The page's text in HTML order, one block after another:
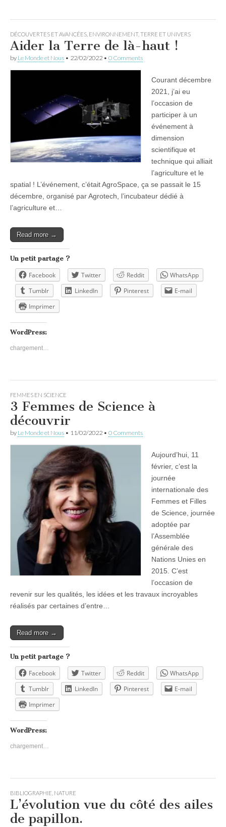
DÉCOUVERTES ET AVANCÉES ENVIRONNEMENT, TERRE ET UNIVERS
Aider la Terre de là-haut !
by Le Monde et Nous • 22/02/2022 • 0 Comments
Courant décembre
2021, j’ai eu
l’occasion de
participer à un
événement à
dimension
scientifique et
technique qui alliait
l’agriculture et le
spatial ! L’événement, c’était AgroSpace, ça se passait le 15
décembre, organisé par Agrotech, l’incubateur dédié à
l’agriculture et…
Read more →
Un petit partage ?
Facebook Twitter Reddit
WhatsApp
Tumblr
LinkedIn Pinterest
E-mail
Imprimer
WordPress:
chargement…
FEMMES EN SCIENCE
3 Femmes de Science à
découvrir
by Le Monde et Nous • 11/02/2022 • 0 Comments
Aujourd’hui, 11
février, c’est la
journée
internationale des
Femmes et Filles
de Science, journée
adoptée par
l’Assemblée
générale des
Nations Unies en
2015. C’est
l’occasion de
revenir sur les qualités, les idées et les travaux incroyables
réalisés par certaines d’entre…
Read more →
Un petit partage ?
Facebook Twitter Reddit
WhatsApp
Tumblr
LinkedIn Pinterest
E-mail
Imprimer
WordPress:
chargement…
BIBLIOGRAPHIE NATURE
L’évolution vue du côté des ailes
de papillon.